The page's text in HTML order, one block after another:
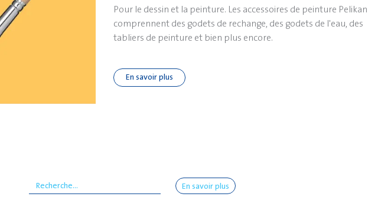
Pour le dessin et la peinture. Les accessoires de peinture Pelikan
comprennent des godets de rechange, des godets de l'eau, des
tabliers de peinture et bien plus encore.
En savoir plus
En savoir plus